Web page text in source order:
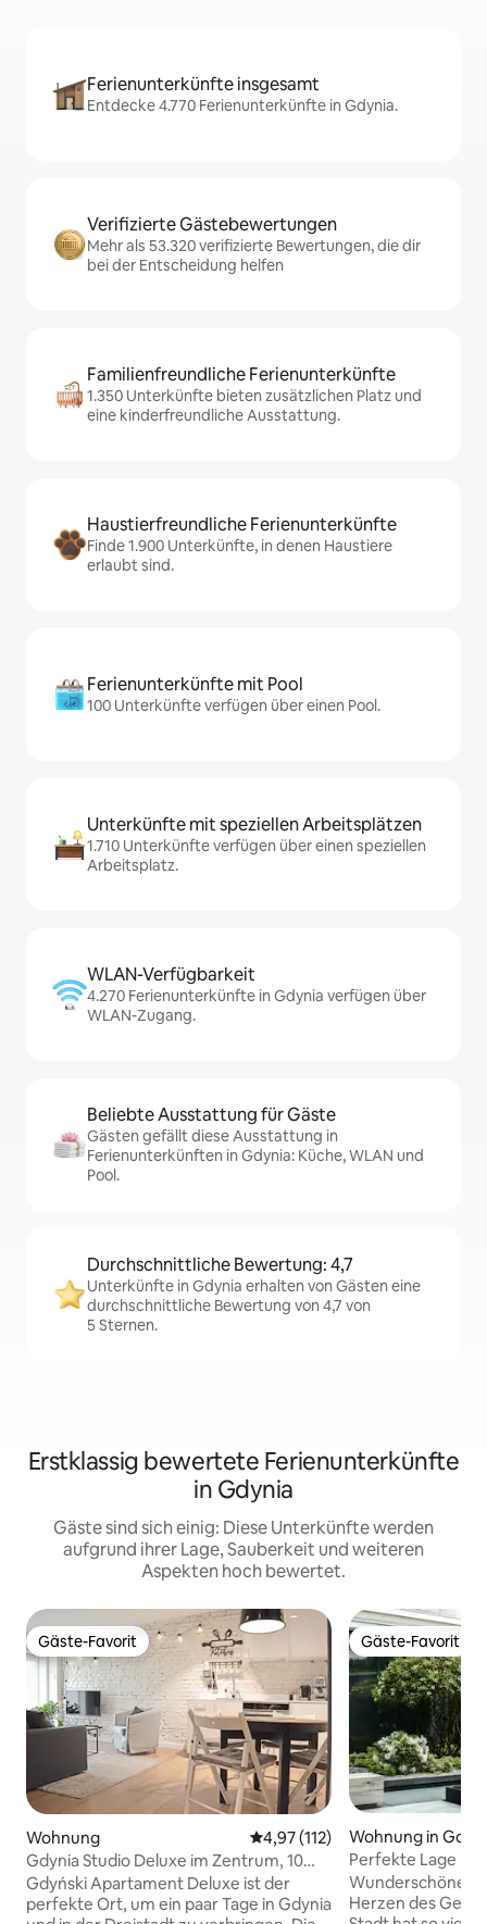
Ferienunterkünfte insgesamt
Entdecke 4.770 Ferienunterkünfte in Gdynia.
Verifizierte Gästebewertungen
Mehr als 53.320 verifizierte Bewertungen, die dir
bei der Entscheidung helfen
Familienfreundliche Ferienunterkünfte
1.350 Unterkünfte bieten zusätzlichen Platz und
eine kinderfreundliche Ausstattung.
Haustierfreundliche Ferienunterkünfte
Finde 1.900 Unterkünfte, in denen Haustiere
erlaubt sind.
Ferienunterkünfte mit Pool
100 Unterkünfte verfügen über einen Pool.
Unterkünfte mit speziellen Arbeitsplätzen
1.710 Unterkünfte verfügen über einen speziellen
Arbeitsplatz.
WLAN-Verfügbarkeit
4.270 Ferienunterkünfte in Gdynia verfügen über
WLAN-Zugang.
Beliebte Ausstattung für Gäste
Gästen gefällt diese Ausstattung in
Ferienunterkünften in Gdynia: Küche, WLAN und
Pool.
Durchschnittliche Bewertung: 4,7
Unterkünfte in Gdynia erhalten von Gästen eine
durchschnittliche Bewertung von 4,7 von
5 Sternen.
Erstklassig bewertete Ferienunterkünfte
in Gdynia
Gäste sind sich einig: Diese Unterkünfte werden
aufgrund ihrer Lage, Sauberkeit und weiteren
Aspekten hoch bewertet.
Gäste-Favorit
Gäste-Favorit
Wohnung Durchschnittliche Bewertung:
4,97 (112)
Gdynia Studio Deluxe im Zentrum, 10
Minuten vom Meer entfernt
Gdyński Apartament Deluxe ist der
perfekte Ort, um ein paar Tage in Gdynia
Gäste-Favorit
Gäste-Favorit
Wohnung in
Perfekte Lage im
Wunderschöne,
Herzen des